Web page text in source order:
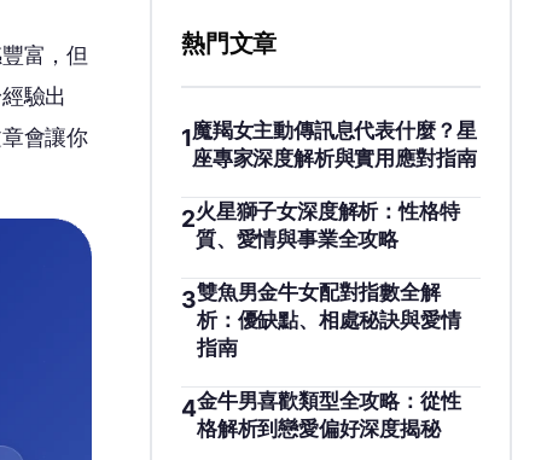
富，但
驗出
會讓你
熱門文章
1魔羯女主動傳訊息代表什麼？星
座專家深度解析與實用應對指南
2火星獅子女深度解析：性格特
質、愛情與事業全攻略
3雙魚男金牛女配對指數全解
析：優缺點、相處秘訣與愛情
指南
4金牛男喜歡類型全攻略：從性
格解析到戀愛偏好深度揭秘